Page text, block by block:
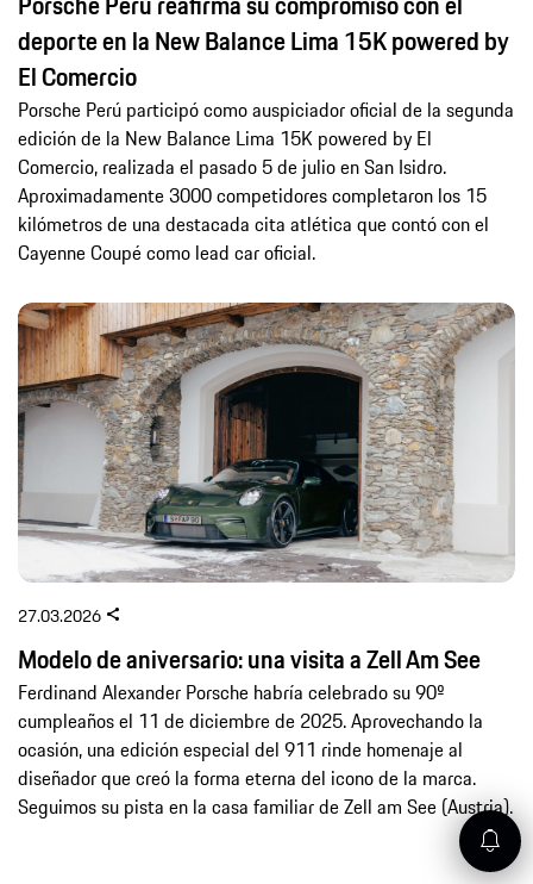
deporte en la New Balance Lima 15K powered by
El Comercio
Porsche Perú participó como auspiciador oficial de la segunda
edición de la New Balance Lima 15K powered by El
Comercio, realizada el pasado 5 de julio en San Isidro.
Aproximadamente 3000 competidores completaron los 15
kilómetros de una destacada cita atlética que contó con el
Cayenne Coupé como lead car oficial.
27.03.2026
Modelo de aniversario: una visita a Zell Am See
Ferdinand Alexander Porsche habría celebrado su 90º
cumpleaños el 11 de diciembre de 2025. Aprovechando la
ocasión, una edición especial del 911 rinde homenaje al
diseñador que creó la forma eterna del icono de la marca.
Seguimos su pista en la casa familiar de Zell am See (Austria).